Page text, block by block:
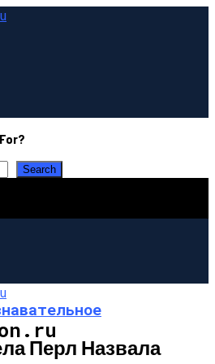
Перл Назвала